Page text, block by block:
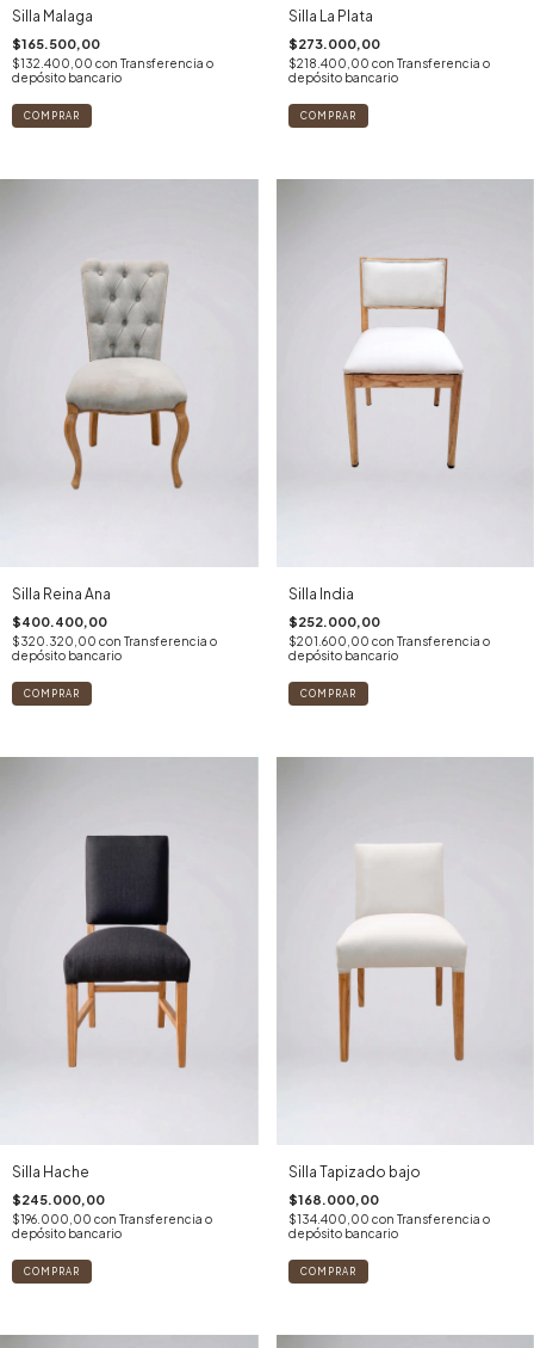
Silla Malaga
$165.500,00
$132.400,00 con Transferencia o
depósito bancario
Silla La Plata
$273.000,00
$218.400,00 con Transferencia o
depósito bancario
Silla Reina Ana
$400.400,00
$320.320,00 con Transferencia o
depósito bancario
Silla India
$252.000,00
$201.600,00 con Transferencia o
depósito bancario
Silla Hache
$245.000,00
$196.000,00 con Transferencia o
depósito bancario
Silla Tapizado bajo
$168.000,00
$134.400,00 con Transferencia o
depósito bancario